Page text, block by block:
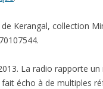
Kerangal, collection
La radio rapporte
écho à de multiples